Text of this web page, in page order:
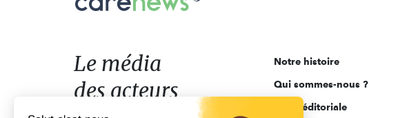
Le
acteurs
de
l'engagement
Le média
des acteurs
Notre histoire
Qui sommes-nous ?
Ligne éditoriale